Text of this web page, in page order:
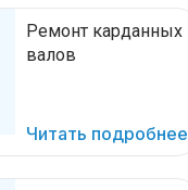
Ремонт карданных
валов
Читать подробнее